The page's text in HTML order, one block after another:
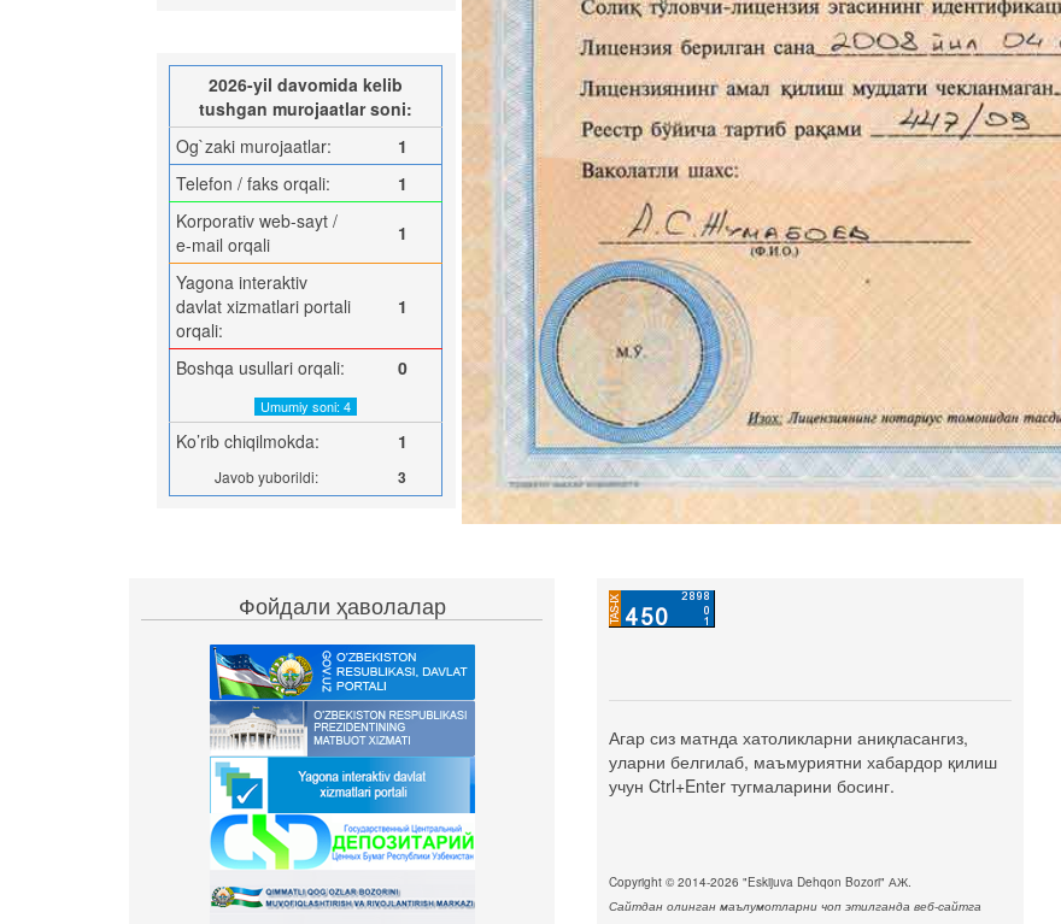
2026-yil davomida kelib
tushgan murojaatlar soni:
Og`zaki murojaatlar:
1
Telefon / faks orqali:
1
Korporativ web-sayt /
e-mail orqali
1
Yagona interaktiv
davlat xizmatlari portali
orqali:
1
Boshqa usullari orqali: 0
Umumiy soni: 4
Ko’rib chiqilmokda: 1
Javob yuborildi: 3
Фойдали ҳаволалар
Агар сиз матнда хатоликларни аниқласангиз,
уларни белгилаб, маъмуриятни хабардор қилиш
учун Ctrl+Enter тугмаларини босинг.
Copyright © 2014-2026 "Eskijuva Dehqon Bozori" АЖ.
Сайтдан олинган маълумотларни чоп этилганда веб-сайтга